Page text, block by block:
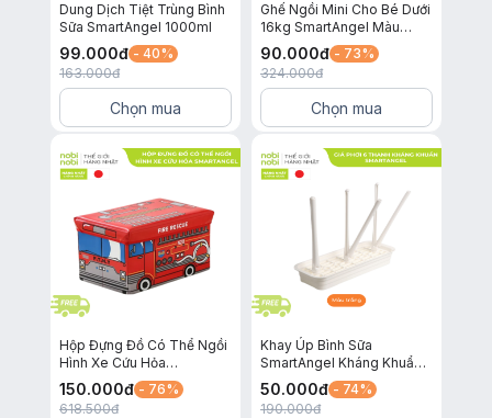
Dung Dịch Tiệt Trùng Bình
Sữa SmartAngel 1000ml
99.000đ - 40%
163.000đ
Chọn mua
Ghế Ngồi Mini Cho Bé Dưới
16kg SmartAngel Màu
Xanh Xám
90.000đ - 73%
324.000đ
Chọn mua
Hộp Đựng Đồ Có Thể Ngồi
Hình Xe Cứu Hỏa
SmartAngel
150.000đ - 76%
618.500đ
Khay Úp Bình Sữa
SmartAngel Kháng Khuẩn
và An Toàn Cho Bé Loại
Trắng 3 Thanh
50.000đ - 74%
190.000đ